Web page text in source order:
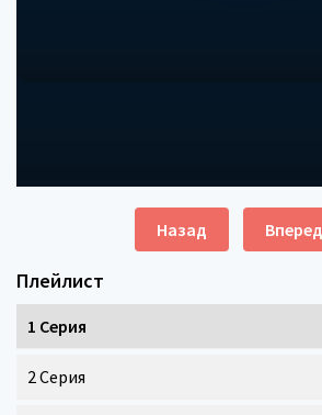
Назад Вперед
Плейлист
1 Серия
2 Серия